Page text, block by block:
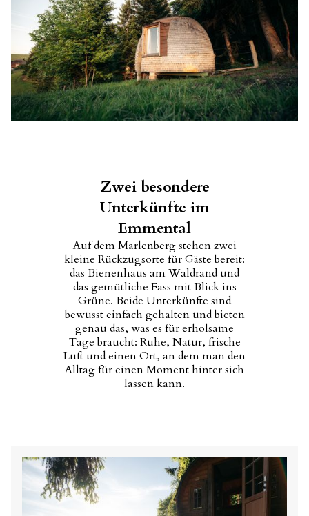
Zwei besondere
Unterkünfte im
Emmental
Auf dem Marlenberg stehen zwei
kleine Rückzugsorte für Gäste bereit:
das Bienenhaus am Waldrand und
das gemütliche Fass mit Blick ins
Grüne. Beide Unterkünfte sind
bewusst einfach gehalten und bieten
genau das, was es für erholsame
Tage braucht: Ruhe, Natur, frische
Luft und einen Ort, an dem man den
Alltag für einen Moment hinter sich
lassen kann.